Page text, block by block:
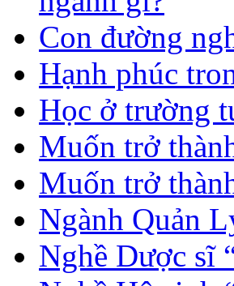
Con đường
Hạnh phúc
Học ở trường
Muốn trở
Muốn trở
Ngành Quản
Nghề Dược sĩ